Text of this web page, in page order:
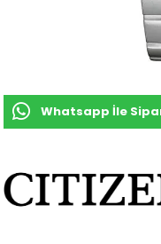
Whatsapp İle